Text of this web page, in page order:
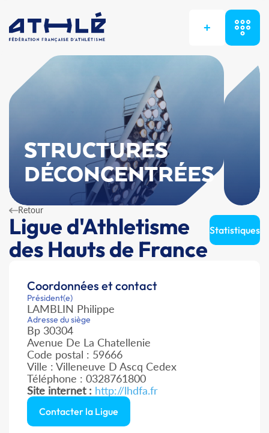
+
STRUCTURES
DÉCONCENTRÉES
Retour
Ligue d'Athletisme
des Hauts de France
Statistiques
Coordonnées et contact
Président(e)
LAMBLIN Philippe
Adresse du siège
Bp 30304
Avenue De La Chatellenie
Code postal : 59666
Ville : Villeneuve D Ascq Cedex
Téléphone : 0328761800
Site internet : http://lhdfa.fr
Contacter la Ligue